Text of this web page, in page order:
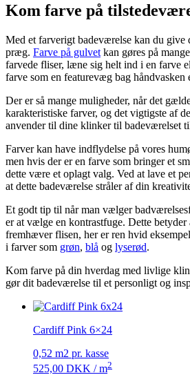
Kom farve på
Med et farverigt badeværelse kan du give
præg. Farve på gulvet kan gøres på
farvede fliser, læne sig helt ind i en farve
farve som en featurevæg bag håndvasken
Der er så mange muligheder, når det
karakteristiske farver, og det vigtigste af
anvender til dine klinker til badeværelset
Farver kan have indflydelse på vores
men hvis der er en farve som bringer et
dette være et oplagt valg. Ved at lave et
at dette badeværelse stråler af din
Et godt tip til når man vælger
er at vælge en kontrastfuge. Dette
fremhæver flisen, her er ren hvid
i farver som grøn, blå og lyserød.
Kom farve på din hverdag med livlige
gør dit badeværelse til et personligt og
Cardiff Pink 6×24
0,52 m2 pr. kasse
525,00 DKK / m2